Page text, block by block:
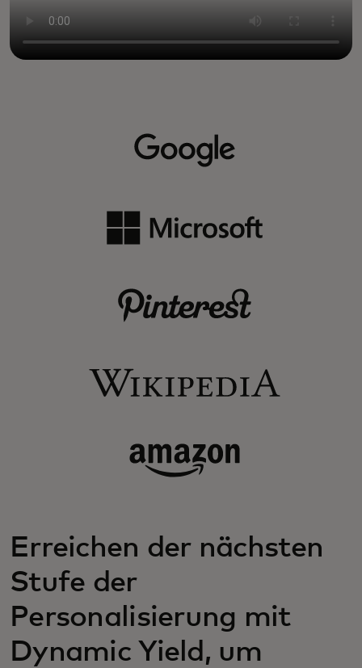
Erreichen der nächsten
Stufe der
Personalisierung mit
Dynamic Yield, um